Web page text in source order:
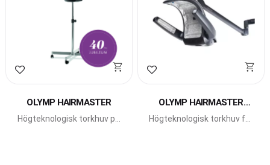
Lägg till i favoriter
OLYMP HAIRMASTER
Högteknologisk torkhuv på
Lägg till i favoriter
OLYMP HAIRMASTER
WALL
Högteknologisk torkhuv för